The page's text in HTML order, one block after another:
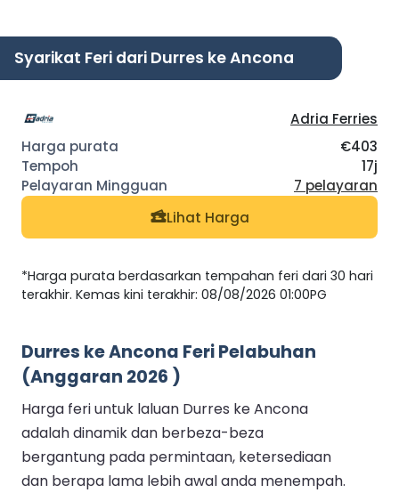
Syarikat Feri dari Durres ke Ancona
Adria Ferries
€403
17j
7 pelayaran
Lihat Harga
*Harga purata berdasarkan tempahan feri dari 30 hari
terakhir. Kemas kini terakhir: 08/08/2026 01:00PG
Durres ke Ancona Feri Pelabuhan
(Anggaran 2026 )
Harga feri untuk laluan Durres ke Ancona
adalah dinamik dan berbeza-beza
bergantung pada permintaan, ketersediaan
dan berapa lama lebih awal anda menempah.